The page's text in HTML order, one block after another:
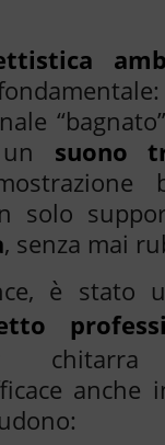
un suono
solo
, senza mai
è stato
anche